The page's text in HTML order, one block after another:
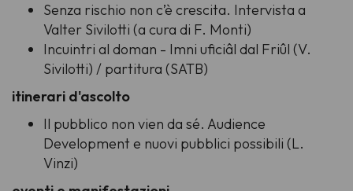
Senza rischio non c’è crescita. Intervista a
Valter Sivilotti (a cura di F. Monti)
Incuintri al doman - Imni uficiâl dal Friûl (V.
Sivilotti) / partitura (SATB)
itinerari d'ascolto
Il pubblico non vien da sé. Audience
Development e nuovi pubblici possibili (L.
Vinzi)